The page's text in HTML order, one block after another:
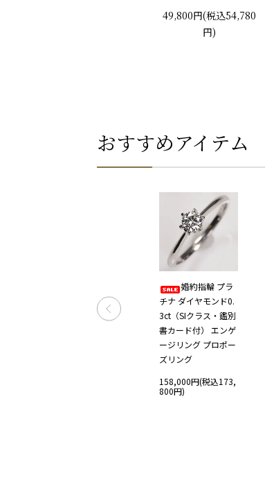
ング
49,800円(税込54,780
円)
おすすめアイテム
PG トリニティー ト
リプルカラーフープ
婚約指輪 プラ
チナ ダイヤモンド0.
3ct（SIクラス・鑑別
書カード付） エンゲ
ージリング プロポー
ズリング
158,000円(税込173,
800円)